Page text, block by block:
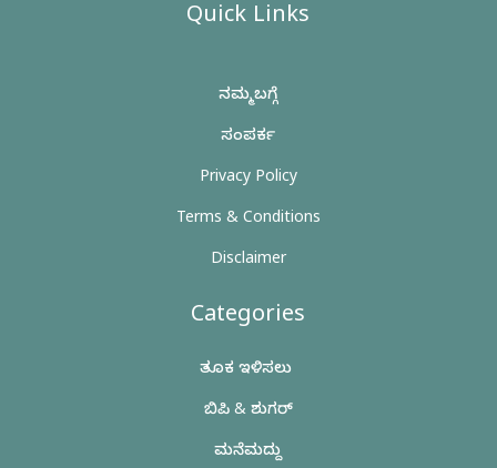
Quick Links
ನಮ್ಮ ಬಗ್ಗೆ
ಸಂಪರ್ಕ
Privacy Policy
Terms & Conditions
Disclaimer
Categories
ತೂಕ ಇಳಿಸಲು
ಬಿಪಿ & ಶುಗರ್
ಮನೆಮದ್ದು